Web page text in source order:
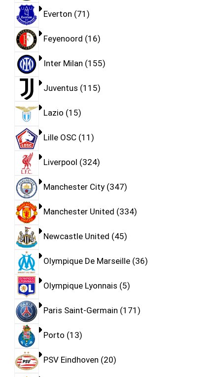
Everton 71
Feyenoord 16
Inter Milan 155
Juventus 115
Lazio 15
Lille OSC 11
Liverpool 324
Manchester City 347
Manchester United 334
Newcastle United 45
Olympique De Marseille 36
Olympique Lyonnais 5
Paris Saint-Germain 171
Porto 13
PSV Eindhoven 20